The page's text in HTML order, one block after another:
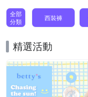
全部
分類
西裝褲
精選活動